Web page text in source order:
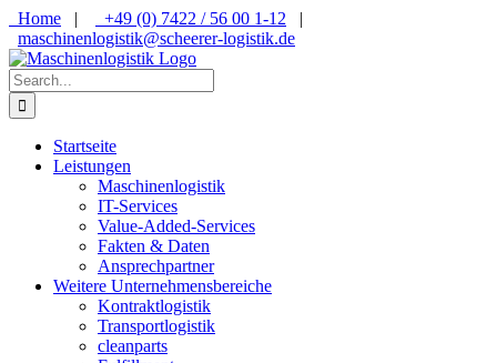
Skip
to
content
Home | +49 (0) 7422 / 56 00 1-12 |
maschinenlogistik@scheerer-logistik.de
Facebook
YouTube
Xing
Search
for:
Startseite
Leistungen
Maschinenlogistik
IT-Services
Value-Added-Services
Fakten & Daten
Ansprechpartner
Weitere Unternehmensbereiche
Kontraktlogistik
Transportlogistik
cleanparts